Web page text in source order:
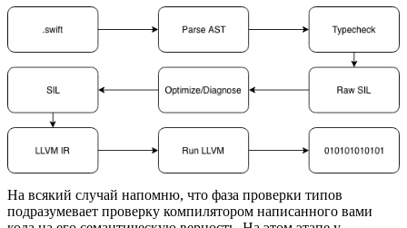
На всякий случай напомню, что фаза проверки типов
подразумевает проверку компилятором написанного вами